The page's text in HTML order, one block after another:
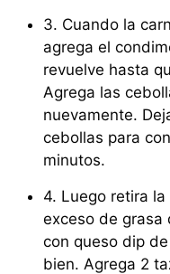
3. Cuando la
agrega el
revuelve hasta
Agrega las
nuevamente.
cebollas para
minutos.
4. Luego retira
exceso de grasa
con queso dip
bien. Agrega 2